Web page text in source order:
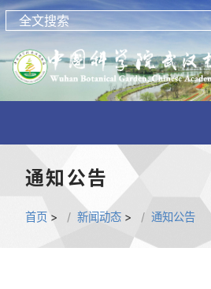
通知公告
首页 > 新闻动态 > 通知公告